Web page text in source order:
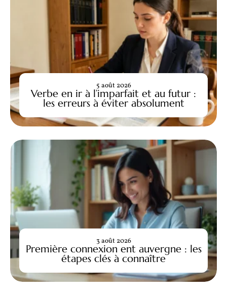
Verbe en ir à l’imparfait et au futur :
les erreurs à éviter absolument
5 août 2026
Première connexion ent auvergne : les
étapes clés à connaître
3 août 2026